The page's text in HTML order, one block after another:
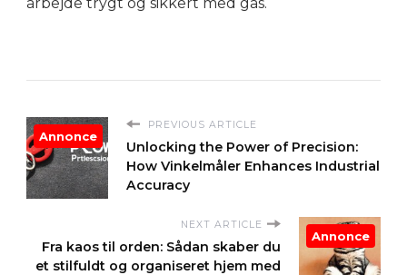
PREVIOUS ARTICLE
Unlocking the Power of Precision:
How Vinkelmåler Enhances Industrial
Accuracy
Annonce
NEXT ARTICLE
Fra kaos til orden: Sådan skaber du
et stilfuldt og organiseret hjem med
Annonce